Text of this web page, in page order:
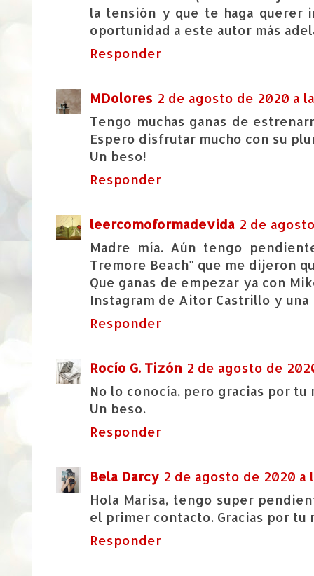
la tensión y que te haga querer
oportunidad a este autor más
Responder
MDolores 2 de agosto de 2020 a
Tengo muchas ganas de
Espero disfrutar mucho con su
Un beso!
Responder
leercomoformadevida 2 de
Madre mía. Aún tengo
Tremore Beach" que me dijeron
Que ganas de empezar ya con
Instagram de Aitor Castrillo y una
Responder
Rocío G. Tizón 2 de agosto de
No lo conocía, pero gracias por tu
Un beso.
Responder
Bela Darcy 2 de agosto de 2020 a
Hola Marisa, tengo super
el primer contacto. Gracias por tu
Responder